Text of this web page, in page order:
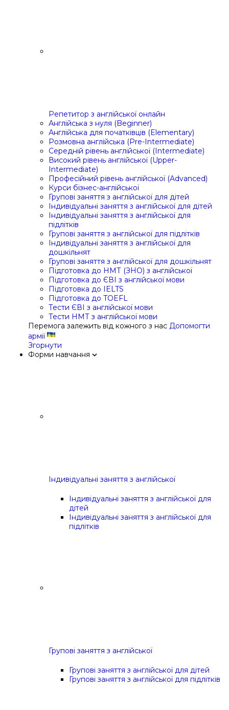
Репетитор з англійської онлайн
Англійська з нуля (Beginner)
Англійська для початківців (Elementary)
Розмовна англійська (Pre-Intermediate)
Середній рівень англійської (Intermediate)
Високий рівень англійської (Upper-
Intermediate)
Професійний рівень англійської (Advanced)
Курси бізнес-англійської
Групові заняття з англійської для дітей
Індивідуальні заняття з англійської для дітей
Індивідуальні заняття з англійської для
підлітків
Групові заняття з англійської для підлітків
Індивідуальні заняття з англійської для
дошкільнят
Групові заняття з англійської для дошкільнят
Підготовка до НМТ (ЗНО) з англійської
Підготовка до ЄВІ з англійської мови
Підготовка до IELTS
Підготовка до TOEFL
Тести ЄВІ з англійської мови
Тести НМТ з англійської мови
Перемога залежить від кожного з нас Допомогти
армії
Згорнути
Форми навчання
Індивідуальні заняття з англійської
Індивідуальні заняття з англійської для
дітей
Індивідуальні заняття з англійської для
підлітків
Групові заняття з англійської
Групові заняття з англійської для дітей
Групові заняття з англійської для підлітків